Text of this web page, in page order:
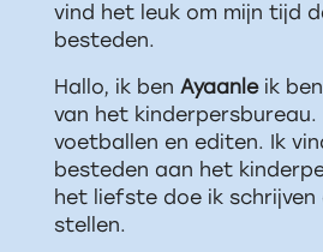
vind het leuk om mijn tijd
besteden.
Hallo, ik ben Ayaanleik
van het kinderpersbureau.
voetballen en editen. Ik
besteden aan het
het liefste doe ik schrijven
stellen.